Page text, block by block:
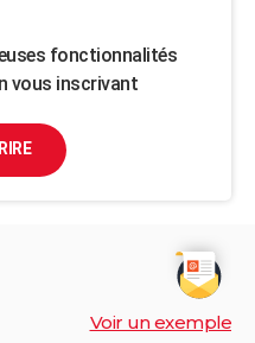
fonctionnalités
vous inscrivant
Voir un exemple